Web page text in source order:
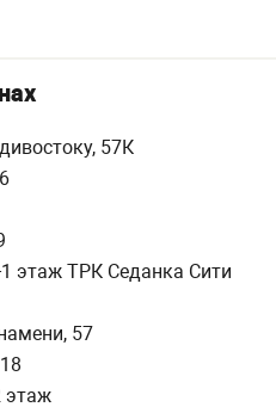
57К
1 этаж ТРК Седанка Сити
57
этаж